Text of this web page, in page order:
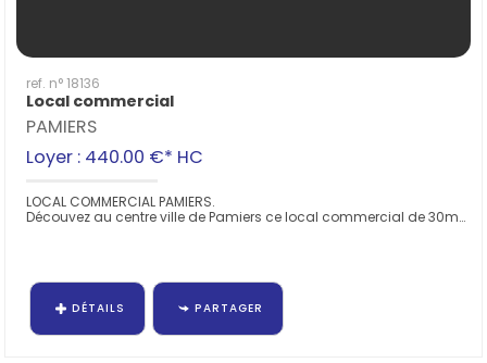
ref. n° 18136
Local commercial
PAMIERS
Loyer : 440.00 €* HC
LOCAL COMMERCIAL PAMIERS.
Découvez au centre ville de Pamiers ce local commercial de 30m² environ composé d'une surface de vente de 21.91m² et...
DÉTAILS PARTAGER